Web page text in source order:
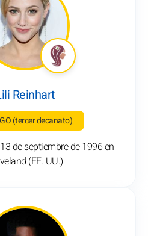
Reinhart
(tercer decanato)
de septiembre de 1996 en
(EE. UU.)